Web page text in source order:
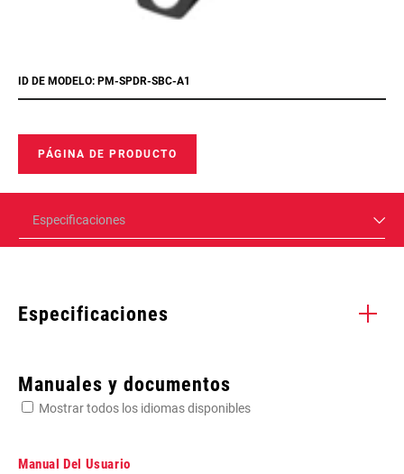
ID DE MODELO: PM-SPDR-SBC-A1
PÁGINA DE PRODUCTO
Especificaciones
Especificaciones
Manuales y documentos
Mostrar todos los idiomas disponibles
Manual Del Usuario